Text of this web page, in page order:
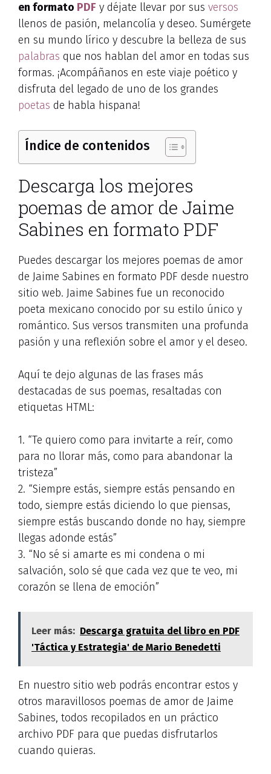
en formato PDF y déjate llevar por sus versos
llenos de pasión, melancolía y deseo. Sumérgete
en su mundo lírico y descubre la belleza de sus
palabras que nos hablan del amor en todas sus
formas. ¡Acompáñanos en este viaje poético y
disfruta del legado de uno de los grandes
poetas de habla hispana!
Índice de contenidos
Descarga los mejores
poemas de amor de Jaime
Sabines en formato PDF
Puedes descargar los mejores poemas de amor
de Jaime Sabines en formato PDF desde nuestro
sitio web. Jaime Sabines fue un reconocido
poeta mexicano conocido por su estilo único y
romántico. Sus versos transmiten una profunda
pasión y una reflexión sobre el amor y el deseo.
Aquí te dejo algunas de las frases más
destacadas de sus poemas, resaltadas con
etiquetas HTML:
1. “Te quiero como para invitarte a reír, como
para no llorar más, como para abandonar la
tristeza”
2. “Siempre estás, siempre estás pensando en
todo, siempre estás diciendo lo que piensas,
siempre estás buscando donde no hay, siempre
llegas adonde estás”
3. “No sé si amarte es mi condena o mi
salvación, solo sé que cada vez que te veo, mi
corazón se llena de emoción”
Leer más: Descarga gratuita del libro en PDF
'Táctica y Estrategia' de Mario Benedetti
En nuestro sitio web podrás encontrar estos y
otros maravillosos poemas de amor de Jaime
Sabines, todos recopilados en un práctico
archivo PDF para que puedas disfrutarlos
cuando quieras.